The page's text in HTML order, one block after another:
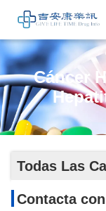
Cáncer
Todas Las
Contacta